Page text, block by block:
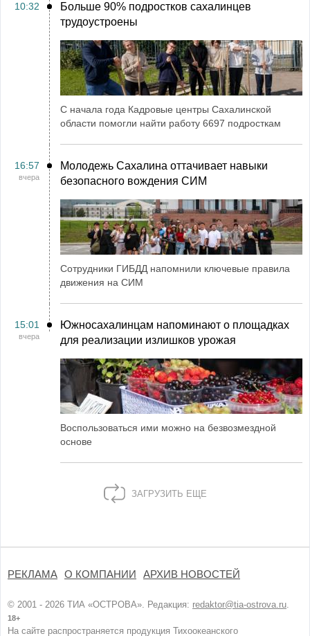
10:32
Больше 90% подростков сахалинцев
трудоустроены
С начала года Кадровые центры Сахалинской
области помогли найти работу 6697 подросткам
16:57
вчера
Молодежь Сахалина оттачивает навыки
безопасного вождения СИМ
Сотрудники ГИБДД напомнили ключевые правила
движения на СИМ
15:01
вчера
Южносахалинцам напоминают о площадках
для реализации излишков урожая
Воспользоваться ими можно на безвозмездной
основе
ЗАГРУЗИТЬ ЕЩЕ
РЕКЛАМА О КОМПАНИИ АРХИВ НОВОСТЕЙ
© 2001 - 2026 ТИА «ОСТРОВА». Редакция: redaktor@tia-ostrova.ru.
18+
На сайте распространяется продукция Тихоокеанского